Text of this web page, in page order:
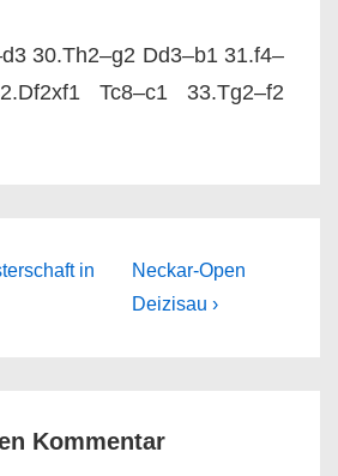
30.Th2–g2 Dd3–b1 31.f4–
Tc8–c1 33.Tg2–f2
in
Next
Post
Neckar-Open
Deizisau ›
Kommentar